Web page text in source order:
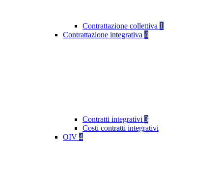
Contrattazione collettiva 1
Contrattazione integrativa 4
Contratti integrativi 3
Costi contratti integrativi
OIV 4